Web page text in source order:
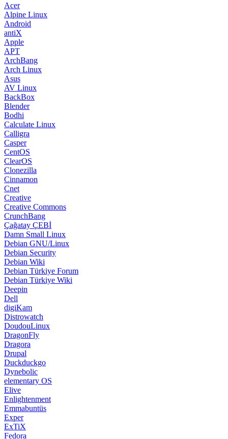
Acer
Alpine Linux
Android
antiX
Apple
APT
ArchBang
Arch Linux
Asus
AV Linux
BackBox
Blender
Bodhi
Calculate Linux
Calligra
Casper
CentOS
ClearOS
Clonezilla
Cinnamon
Cnet
Creative
Creative Commons
CrunchBang
Çağatay ÇEBİ
Damn Small Linux
Debian GNU/Linux
Debian Security
Debian Wiki
Debian Türkiye Forum
Debian Türkiye Wiki
Deepin
Dell
digiKam
Distrowatch
DoudouLinux
DragonFly
Dragora
Drupal
Duckduckgo
Dynebolic
elementary OS
Elive
Enlightenment
Emmabuntüs
Exper
ExTiX
Fedora